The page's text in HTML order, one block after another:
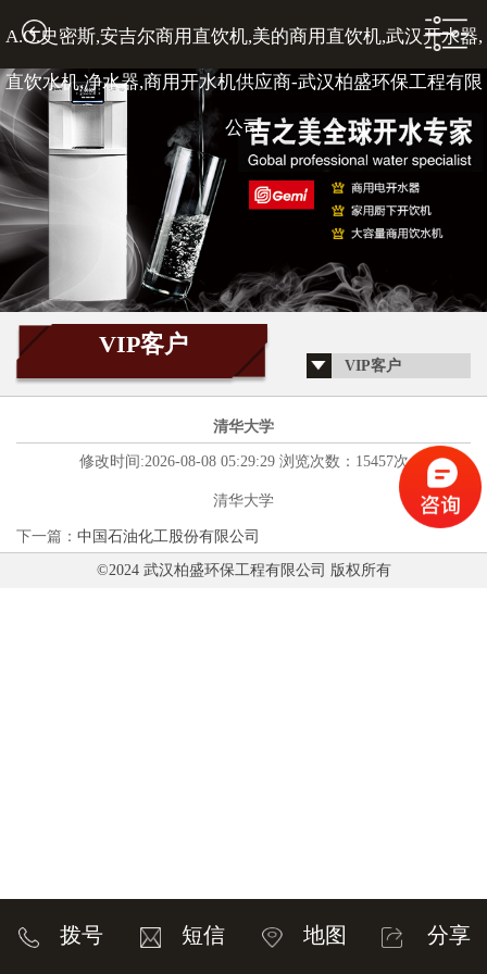
A.O.史密斯,安吉尔商用直饮机,美的商用直饮机,武汉开水器,
直饮水机,净水器,商用开水机供应商-武汉柏盛环保工程有限
公司
1
2
3
4
Previous
VIP客户
VIP客户
清华大学
修改时间:2026-08-08 05:29:29 浏览次数：15457次
清华大学
下一篇：中国石油化工股份有限公司
©2024 武汉柏盛环保工程有限公司 版权所有
拨号 短信 地图 分享